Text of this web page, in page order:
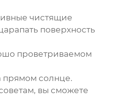
чистящие
поверхность
проветриваемом
прямом солнце.
вы сможете